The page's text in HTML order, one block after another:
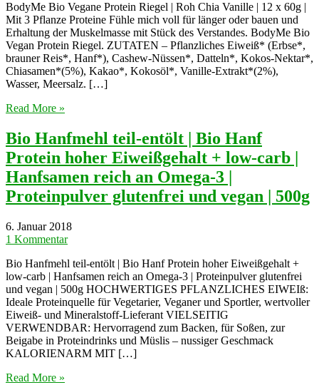
BodyMe Bio Vegane Protein Riegel | Roh Chia Vanille | 12 x 60g |
Mit 3 Pflanze Proteine Fühle mich voll für länger oder bauen und
Erhaltung der Muskelmasse mit Stück des Verstandes. BodyMe Bio
Vegan Protein Riegel. ZUTATEN – Pflanzliches Eiweiß* (Erbse*,
brauner Reis*, Hanf*), Cashew-Nüssen*, Datteln*, Kokos-Nektar*,
Chiasamen*(5%), Kakao*, Kokosöl*, Vanille-Extrakt*(2%),
Wasser, Meersalz. […]
Read More »
Bio Hanfmehl teil-entölt | Bio Hanf
Protein hoher Eiweißgehalt + low-carb |
Hanfsamen reich an Omega-3 |
Proteinpulver glutenfrei und vegan | 500g
6. Januar 2018
1 Kommentar
Bio Hanfmehl teil-entölt | Bio Hanf Protein hoher Eiweißgehalt +
low-carb | Hanfsamen reich an Omega-3 | Proteinpulver glutenfrei
und vegan | 500g HOCHWERTIGES PFLANZLICHES EIWEIß:
Ideale Proteinquelle für Vegetarier, Veganer und Sportler, wertvoller
Eiweiß- und Mineralstoff-Lieferant VIELSEITIG
VERWENDBAR: Hervorragend zum Backen, für Soßen, zur
Beigabe in Proteindrinks und Müslis – nussiger Geschmack
KALORIENARM MIT […]
Read More »